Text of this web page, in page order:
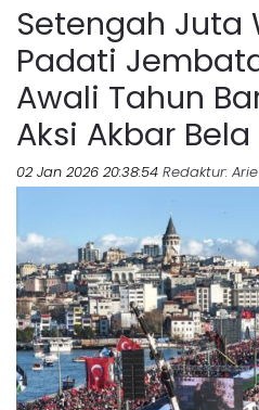
Setengah Juta
Padati
Awali Tahun
Aksi Akbar
02 Jan 2026 20:38:54 Redaktur: